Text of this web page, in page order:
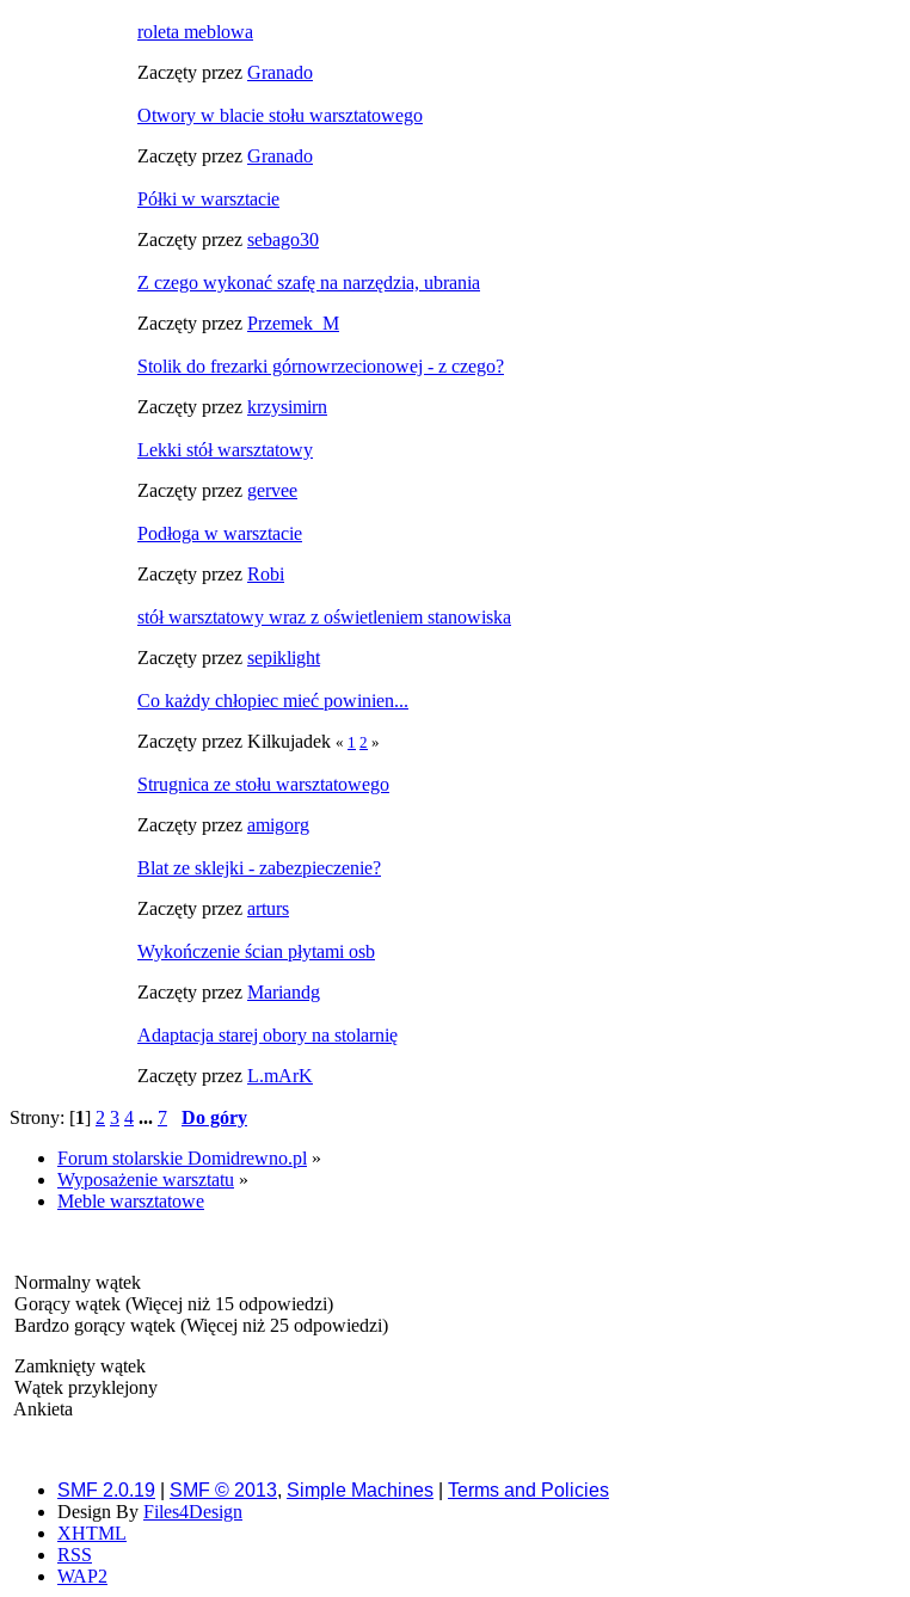
roleta meblowa
Zaczęty przez Granado
Otwory w blacie stołu warsztatowego
Zaczęty przez Granado
Półki w warsztacie
Zaczęty przez sebago30
Z czego wykonać szafę na narzędzia, ubrania
Zaczęty przez Przemek_M
Stolik do frezarki górnowrzecionowej - z czego?
Zaczęty przez krzysimirn
Lekki stół warsztatowy
Zaczęty przez gervee
Podłoga w warsztacie
Zaczęty przez Robi
stół warsztatowy wraz z oświetleniem stanowiska
Zaczęty przez sepiklight
Co każdy chłopiec mieć powinien...
Zaczęty przez Kilkujadek « 1 2 »
Strugnica ze stołu warsztatowego
Zaczęty przez amigorg
Blat ze sklejki - zabezpieczenie?
Zaczęty przez arturs
Wykończenie ścian płytami osb
Zaczęty przez Mariandg
Adaptacja starej obory na stolarnię
Zaczęty przez L.mArK
Strony: [1] 2 3 4 ... 7
Do góry
Forum stolarskie Domidrewno.pl »
Wyposażenie warsztatu »
Meble warsztatowe
Normalny wątek
Gorący wątek (Więcej niż 15 odpowiedzi)
Bardzo gorący wątek (Więcej niż 25 odpowiedzi)
Zamknięty wątek
Wątek przyklejony
Ankieta
SMF 2.0.19 SMF © 2013, Simple Machines
Terms and Policies
Design By Files4Design
XHTML
RSS
WAP2